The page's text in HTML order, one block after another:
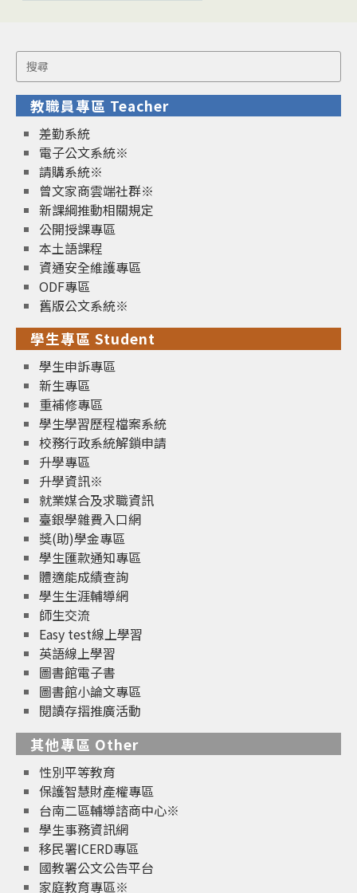
Search
for:
教職員專區 Teacher
差勤系統
電子公文系統※
請購系統※
曾文家商雲端社群※
新課綱推動相關規定
公開授課專區
本土語課程
資通安全維護專區
ODF專區
舊版公文系統※
學生專區 Student
學生申訴專區
新生專區
重補修專區
學生學習歷程檔案系統
校務行政系統解鎖申請
升學專區
升學資訊※
就業媒合及求職資訊
臺銀學雜費入口網
獎(助)學金專區
學生匯款通知專區
體適能成績查詢
學生生涯輔導網
師生交流
Easy test線上學習
英語線上學習
圖書館電子書
圖書館小論文專區
閱讀存摺推廣活動
其他專區 Other
性別平等教育
保護智慧財產權專區
台南二區輔導諮商中心※
學生事務資訊網
移民署ICERD專區
國教署公文公告平台
家庭教育專區※